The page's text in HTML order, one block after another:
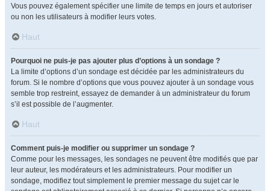
Vous pouvez également spécifier une limite de temps en jours et autoriser
ou non les utilisateurs à modifier leurs votes.
Haut
Pourquoi ne puis-je pas ajouter plus d’options à un sondage ?
La limite d’options d’un sondage est décidée par les administrateurs du
forum. Si le nombre d’options que vous pouvez ajouter à un sondage vous
semble trop restreint, essayez de demander à un administrateur du forum
s’il est possible de l’augmenter.
Haut
Comment puis-je modifier ou supprimer un sondage ?
Comme pour les messages, les sondages ne peuvent être modifiés que par
leur auteur, les modérateurs et les administrateurs. Pour modifier un
sondage, modifiez tout simplement le premier message du sujet car le